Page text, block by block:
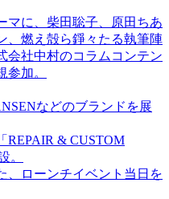
マに、柴田聡子、原田ちあ
、燃え殻ら錚々たる執筆陣
会社中村のコラムコンテン
加。
などのブランドを展
REPAIR & CUSTOM
。
、ローンチイベント当日を